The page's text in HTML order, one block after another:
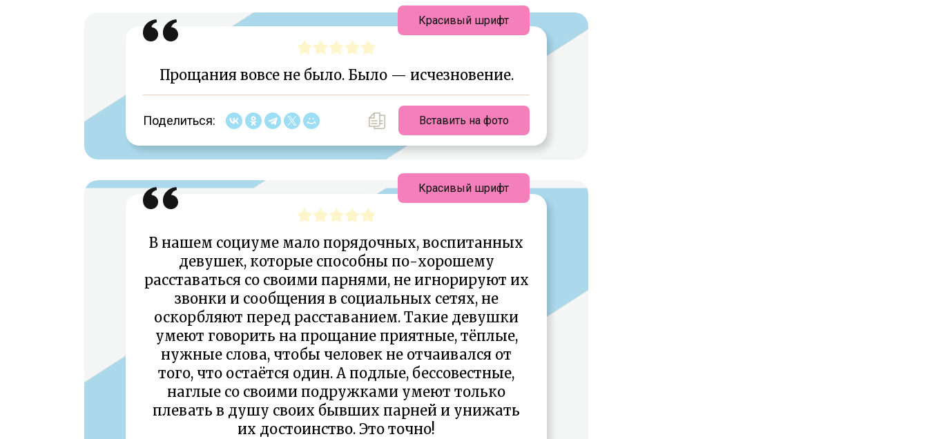
Прощания вовсе не было. Было — исчезновение.
Поделиться: Вставить на фото
Красивый шрифт
В нашем социуме мало порядочных, воспитанных
девушек, которые способны по-хорошему
расставаться со своими парнями, не игнорируют их
звонки и сообщения в социальных сетях, не
оскорбляют перед расставанием. Такие девушки
умеют говорить на прощание приятные, тёплые,
нужные слова, чтобы человек не отчаивался от
того, что остаётся один. А подлые, бессовестные,
наглые со своими подружками умеют только
плевать в душу своих бывших парней и унижать
их достоинство. Это точно!
Красивый шрифт